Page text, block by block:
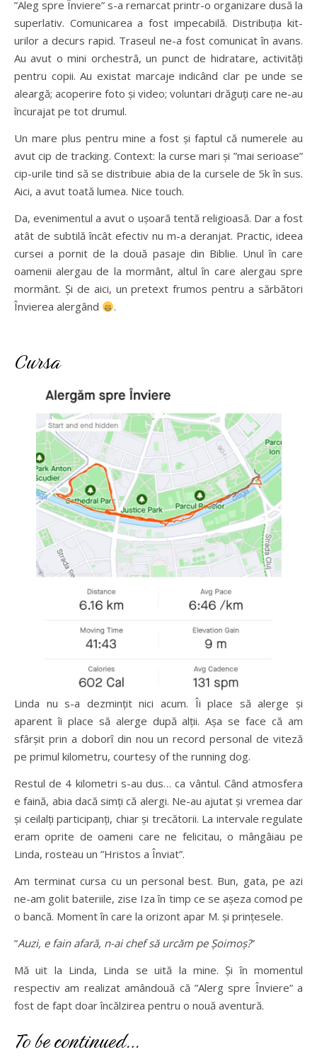
”Aleg spre Înviere” s-a remarcat printr-o organizare dusă la
superlativ. Comunicarea a fost impecabilă. Distribuția kit-
urilor a decurs rapid. Traseul ne-a fost comunicat în avans.
Au avut o mini orchestră, un punct de hidratare, activități
pentru copii. Au existat marcaje indicând clar pe unde se
aleargă; acoperire foto și video; voluntari drăguți care ne-au
încurajat pe tot drumul.
Un mare plus pentru mine a fost și faptul că numerele au
avut cip de tracking. Context: la curse mari și ”mai serioase”
cip-urile tind să se distribuie abia de la cursele de 5k în sus.
Aici, a avut toată lumea. Nice touch.
Da, evenimentul a avut o ușoară tentă religioasă. Dar a fost
atât de subtilă încât efectiv nu m-a deranjat. Practic, ideea
cursei a pornit de la două pasaje din Biblie. Unul în care
oamenii alergau de la mormânt, altul în care alergau spre
mormânt. Și de aici, un pretext frumos pentru a sărbători
Învierea alergând
.
Cursa
Linda nu s-a dezmințit nici acum. Îi place să alerge și
aparent îi place să alerge după alții. Așa se face că am
sfârșit prin a doborî din nou un record personal de viteză
pe primul kilometru, courtesy of the running dog.
Restul de 4 kilometri s-au dus… ca vântul. Când atmosfera
e faină, abia dacă simți că alergi. Ne-au ajutat și vremea dar
și ceilalți participanți, chiar și trecătorii. La intervale regulate
eram oprite de oameni care ne felicitau, o mângâiau pe
Linda, rosteau un ”Hristos a Înviat”.
Am terminat cursa cu un personal best. Bun, gata, pe azi
ne-am golit bateriile, zise Iza în timp ce se așeza comod pe
o bancă. Moment în care la orizont apar M. și prințesele.
”Auzi, e fain afară, n-ai chef să urcăm pe Șoimoș?”
Mă uit la Linda, Linda se uită la mine. Și în momentul
respectiv am realizat amândouă că ”Alerg spre Înviere” a
fost de fapt doar încălzirea pentru o nouă aventură.
To be continued…